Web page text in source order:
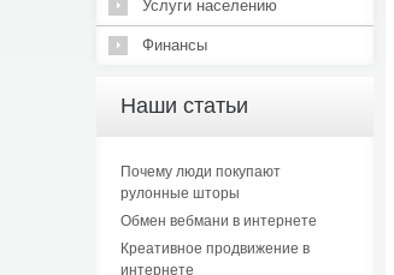
Услуги населению
Финансы
Наши статьи
Почему люди покупают
рулонные шторы
Обмен вебмани в интернете
Креативное продвижение в
интернете